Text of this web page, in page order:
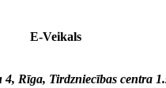
E-Veikals
Rīga, Tirdzniecības centra